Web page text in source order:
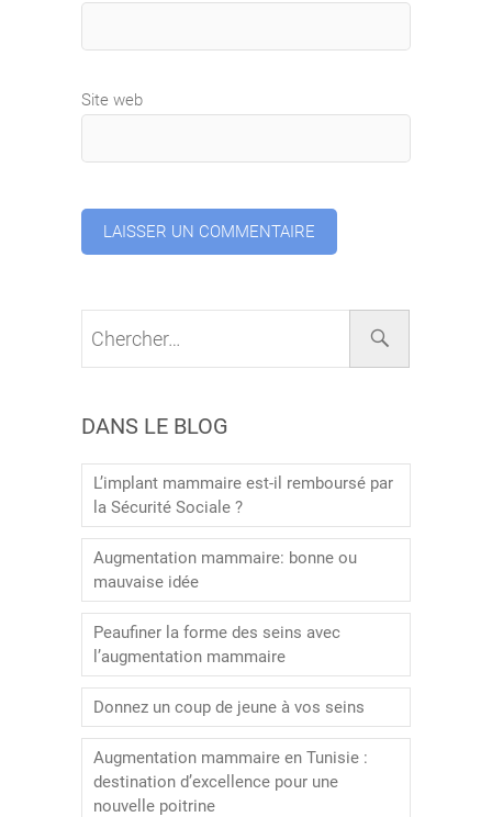
Site web
DANS LE BLOG
L’implant mammaire est-il remboursé par
la Sécurité Sociale ?
Augmentation mammaire: bonne ou
mauvaise idée
Peaufiner la forme des seins avec
l’augmentation mammaire
Donnez un coup de jeune à vos seins
Augmentation mammaire en Tunisie :
destination d’excellence pour une
nouvelle poitrine